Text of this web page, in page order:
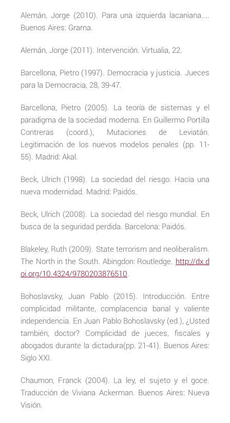
Alemán, Jorge (2010). Para una izquierda lacaniana....
Buenos Aires: Grama.
Alemán, Jorge (2011). Intervención. Virtualia, 22.
Barcellona, Pietro (1997). Democracia y justicia. Jueces
para la Democracia, 28, 39-47.
Barcellona, Pietro (2005). La teoría de sistemas y el
paradigma de la sociedad moderna. En Guillermo Portilla
Contreras (coord.), Mutaciones de Leviatán.
Legitimación de los nuevos modelos penales (pp. 11-
55). Madrid: Akal.
Beck, Ulrich (1998). La sociedad del riesgo. Hacia una
nueva modernidad. Madrid: Paidós.
Beck, Ulrich (2008). La sociedad del riesgo mundial. En
busca de la seguridad perdida. Barcelona: Paidós.
Blakeley, Ruth (2009). State terrorism and neoliberalism.
The North in the South. Abingdon: Routledge. http://dx.d
oi.org/10.4324/9780203876510.
Bohoslavsky, Juan Pablo (2015). Introducción. Entre
complicidad militante, complacencia banal y valiente
independencia. En Juan Pablo Bohoslavsky (ed.), ¿Usted
también, doctor? Complicidad de jueces, fiscales y
abogados durante la dictadura(pp. 21-41). Buenos Aires:
Siglo XXI.
Chaumon, Franck (2004). La ley, el sujeto y el goce.
Traducción de Viviana Ackerman. Buenos Aires: Nueva
Visión.